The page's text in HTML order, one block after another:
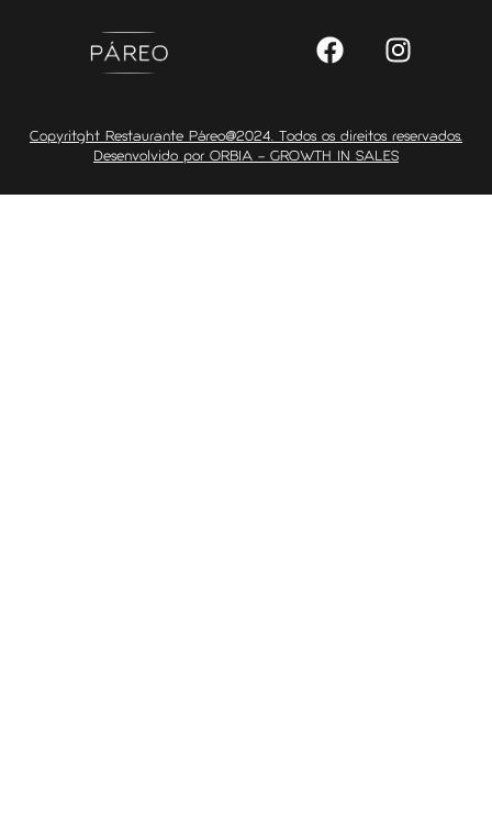
Copyritght Restaurante Páreo@2024. Todos os direitos reservados.
Desenvolvido por ORBIA – GROWTH IN SALES